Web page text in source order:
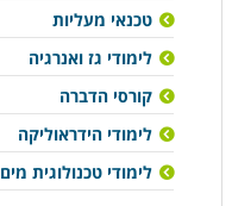
טכנאי מעליות
לימודי גז ואנרגיה
קורסי הדברה
לימודי הידראוליקה
לימודי טכנולוגית מים